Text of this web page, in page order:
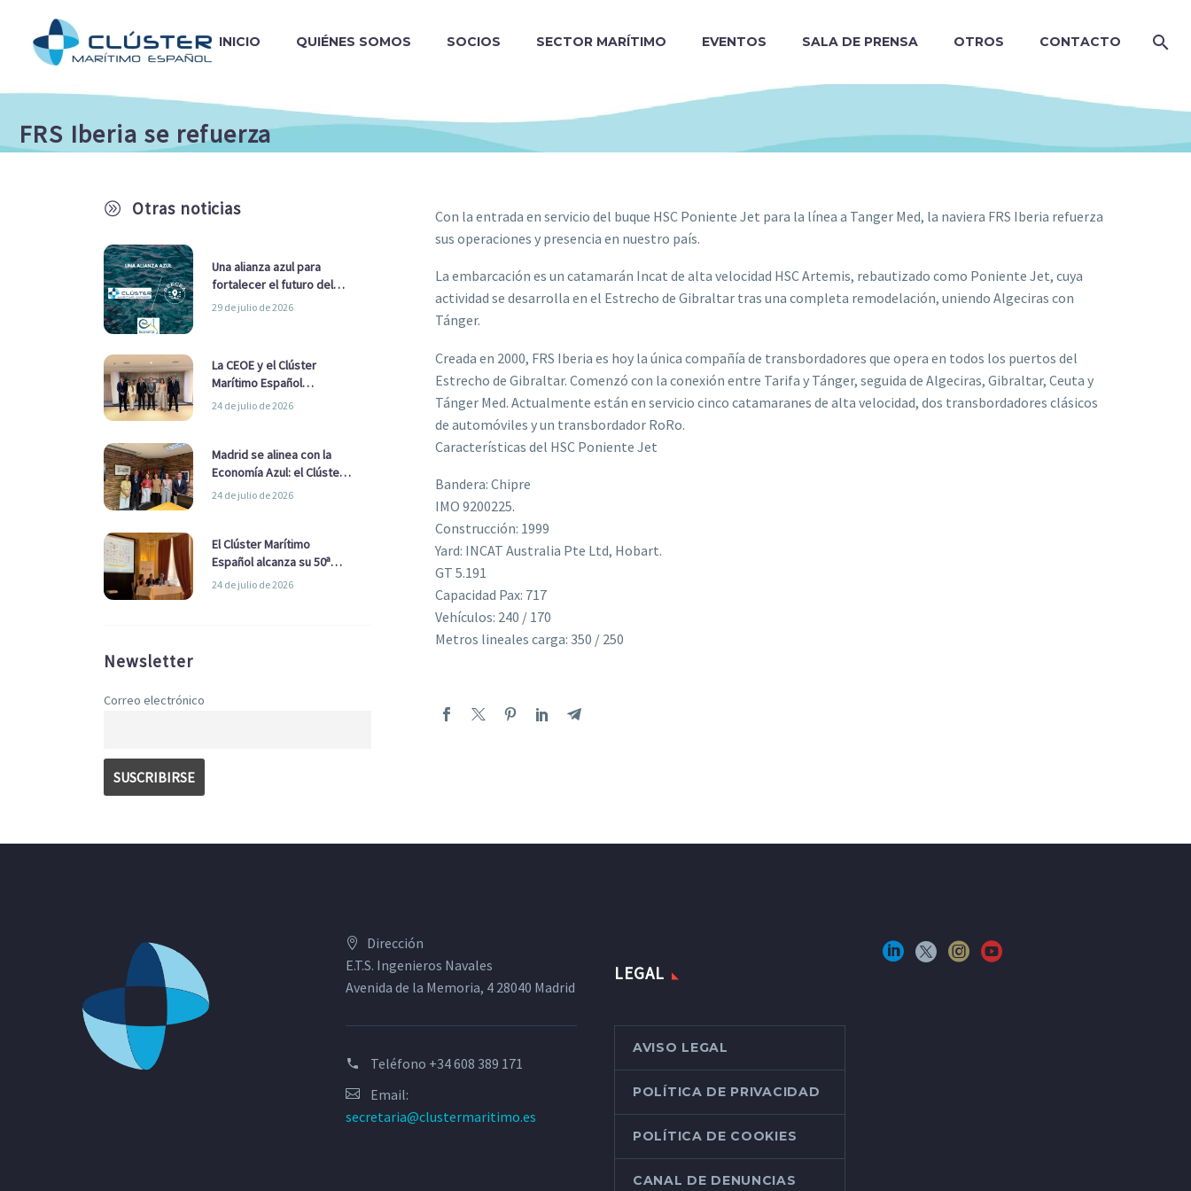
INICIO QUIÉNES SOMOS SOCIOS SECTOR MARÍTIMO EVENTOS SALA DE PRENSA OTROS CONTACTO
FRS Iberia se refuerza
A Otras noticias
Una alianza azul para
fortalecer el futuro del
sector marítimo
29 de julio de 2026
La CEOE y el Clúster
Marítimo Español
refuerzan su alianza para
24 de julio de 2026
Madrid se alinea con la
Economía Azul: el Clúster
Marítimo Español y la Real
Ayuntamiento
24 de julio de 2026
El Clúster Marítimo
Español alcanza su 50ª
Asamblea reafirmando su
24 de julio de 2026
Newsletter
Correo electrónico
Con la entrada en servicio del buque HSC Poniente Jet para la línea a Tanger Med, la naviera FRS Iberia refuerza
sus operaciones y presencia en nuestro país.
La embarcación es un catamarán Incat de alta velocidad HSC Artemis, rebautizado como Poniente Jet, cuya
actividad se desarrolla en el Estrecho de Gibraltar tras una completa remodelación, uniendo Algeciras con
Tánger.
Creada en 2000, FRS Iberia es hoy la única compañía de transbordadores que opera en todos los puertos del
Estrecho de Gibraltar. Comenzó con la conexión entre Tarifa y Tánger, seguida de Algeciras, Gibraltar, Ceuta y
Tánger Med. Actualmente están en servicio cinco catamaranes de alta velocidad, dos transbordadores clásicos
de automóviles y un transbordador RoRo.
Características del HSC Poniente Jet
Bandera: Chipre
IMO 9200225.
Construcción: 1999
Yard: INCAT Australia Pte Ltd, Hobart.
GT 5.191
Capacidad Pax: 717
Vehículos: 240 / 170
Metros lineales carga: 350 / 250
Dirección
E.T.S. Ingenieros Navales
Avenida de la Memoria, 4 28040 Madrid
Teléfono +34 608 389 171
Email:
secretaria@clustermaritimo.es
LEGAL
AVISO LEGAL
POLÍTICA DE PRIVACIDAD
POLÍTICA DE COOKIES
CANAL DE DENUNCIAS